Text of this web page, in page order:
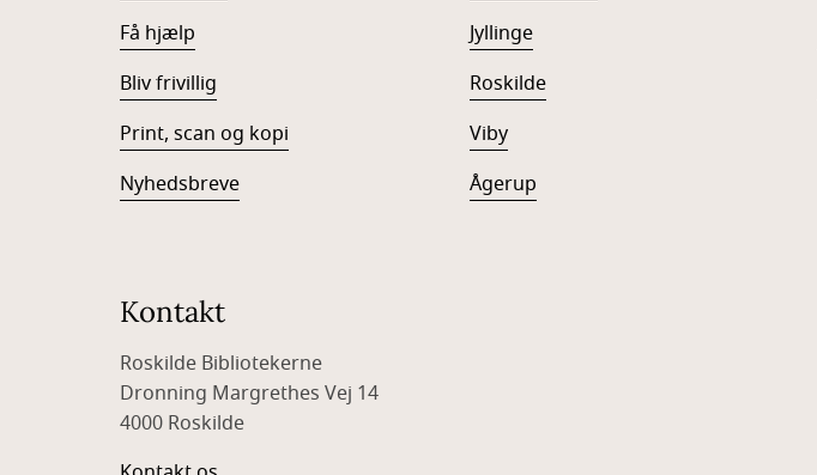
Få hjælp
Bliv frivillig
Print, scan og kopi
Nyhedsbreve
Jyllinge
Roskilde
Viby
Ågerup
Kontakt
Roskilde Bibliotekerne
Dronning Margrethes Vej 14
4000 Roskilde